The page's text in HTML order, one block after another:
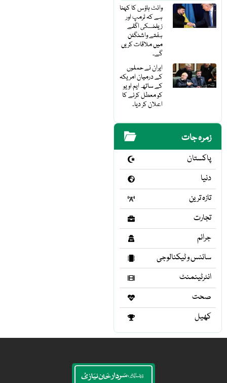
وائٹ ہاؤس کا کہنا
ہے کہ ٹرمپ اور
زیلنسکی اگلے
ہفتے واشنگٹن
میں ملاقات کریں
گے۔
ایران نے حملوں
کے درمیان امریکہ
کے ساتھ ایم او یو
کو معطل کرنے کا
اعلان کر دیا۔
زمرہ جات
پاکستان
دنیا
تازہ ترین
تجارت
جرائم
سائنس و ٹیکنالوجی
انٹرٹینمنٹ
صحت
کھیل